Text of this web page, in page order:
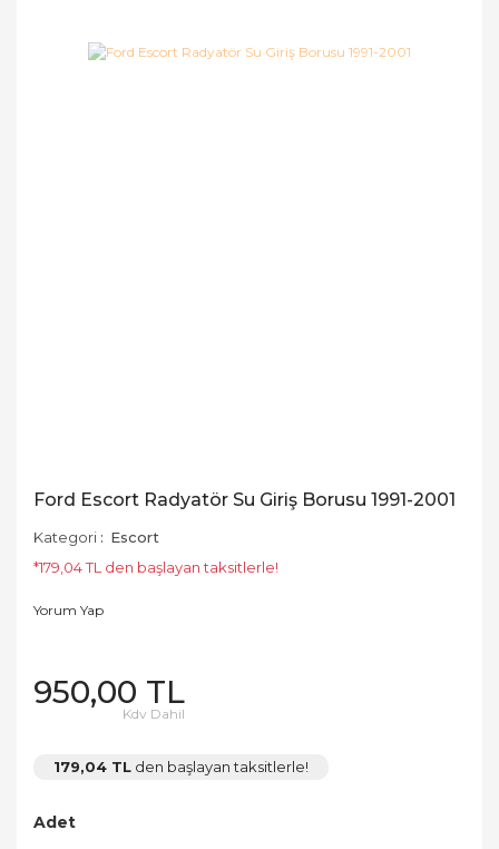
Ford Escort Radyatör Su Giriş Borusu 1991-2001
Kategori
Escort
*179,04 TL den başlayan taksitlerle!
Yorum Yap
950,00 TL
Kdv Dahil
179,04 TL den başlayan taksitlerle!
Adet